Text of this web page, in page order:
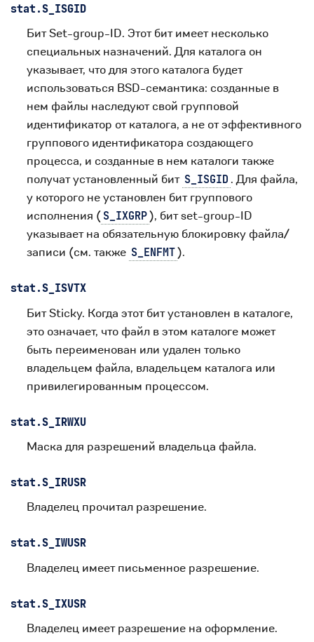
stat.S_ISGID
Бит Set-group-ID. Этот бит имеет несколько
специальных назначений. Для каталога он
указывает, что для этого каталога будет
использоваться BSD-семантика: созданные в
нем файлы наследуют свой групповой
идентификатор от каталога, а не от эффективного
группового идентификатора создающего
процесса, и созданные в нем каталоги также
получат установленный бит S_ISGID . Для файла,
у которого не установлен бит группового
исполнения ( S_IXGRP), бит set-group-ID
указывает на обязательную блокировку файла/
записи (см. также S_ENFMT).
stat.S_ISVTX
Бит Sticky. Когда этот бит установлен в каталоге,
это означает, что файл в этом каталоге может
быть переименован или удален только
владельцем файла, владельцем каталога или
привилегированным процессом.
stat.S_IRWXU
Маска для разрешений владельца файла.
stat.S_IRUSR
Владелец прочитал разрешение.
stat.S_IWUSR
Владелец имеет письменное разрешение.
stat.S_IXUSR
Владелец имеет разрешение на оформление.